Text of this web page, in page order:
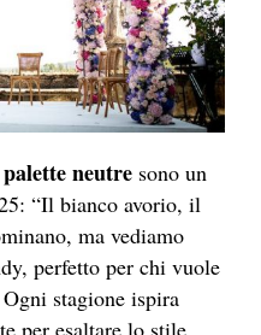
neutre sono un
“Il bianco avorio, il
ma vediamo
perfetto per chi vuole
stagione ispira